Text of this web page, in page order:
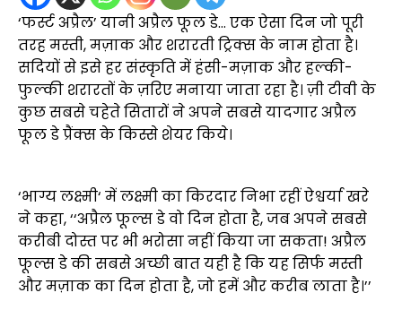
‘फर्स्ट अप्रैल’ यानी अप्रैल फूल डे… एक ऐसा दिन जो पूरी
तरह मस्ती, मज़ाक और शरारती ट्रिक्स के नाम होता है।
सदियों से इसे हर संस्कृति में हंसी-मज़ाक और हल्की-
फुल्की शरारतों के ज़रिए मनाया जाता रहा है। ज़ी टीवी के
कुछ सबसे चहेते सितारों ने अपने सबसे यादगार अप्रैल
फूल डे प्रैंक्स के किस्से शेयर किये।
‘भाग्य लक्ष्मी‘ में लक्ष्मी का किरदार निभा रहीं ऐश्वर्या खरे
ने कहा, ‘‘अप्रैल फूल्स डे वो दिन होता है, जब अपने सबसे
करीबी दोस्त पर भी भरोसा नहीं किया जा सकता! अप्रैल
फूल्स डे की सबसे अच्छी बात यही है कि यह सिर्फ मस्ती
और मज़ाक का दिन होता है, जो हमें और करीब लाता है।’’